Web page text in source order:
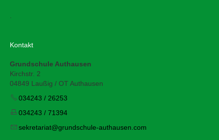
Kontakt
Grundschule Authausen
Kirchstr. 2
04849 Laußig / OT Authausen
034243 / 26253
034243 / 71394
s kr t r t gr ndsch l - th s n c m